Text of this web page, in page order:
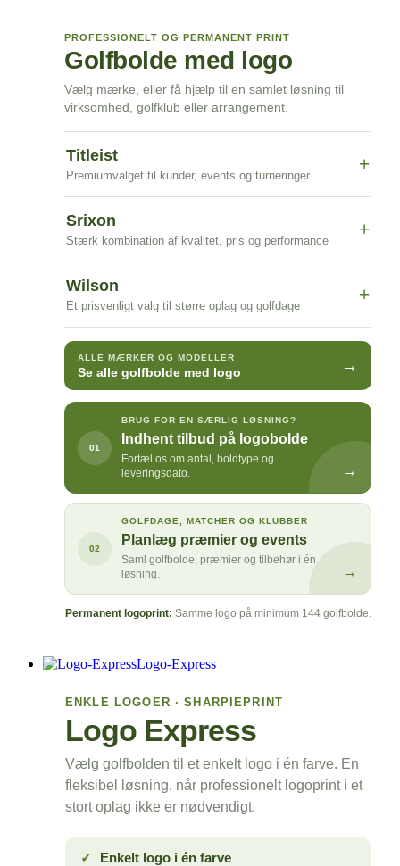
PROFESSIONELT OG PERMANENT PRINT
Golfbolde med logo
Vælg mærke, eller få hjælp til en samlet løsning til
virksomhed, golfklub eller arrangement.
Titleist
Premiumvalget til kunder, events og turneringer
+
Srixon
Stærk kombination af kvalitet, pris og performance
+
Wilson
Et prisvenligt valg til større oplag og golfdage
+
ALLE MÆRKER OG MODELLER
Se alle golfbolde med logo →
01
BRUG FOR EN SÆRLIG LØSNING?
Indhent tilbud på logobolde
Fortæl os om antal, boldtype og
leveringsdato.
→
02
GOLFDAGE, MATCHER OG KLUBBER
Planlæg præmier og events
Saml golfbolde, præmier og tilbehør i én
løsning.
→
Permanent logoprint: Samme logo på minimum 144 golfbolde.
Logo-Express
ENKLE LOGOER · SHARPIEPRINT
Logo Express
Vælg golfbolden til et enkelt logo i én farve. En
fleksibel løsning, når professionelt logoprint i et
stort oplag ikke er nødvendigt.
Enkelt logo i én farve